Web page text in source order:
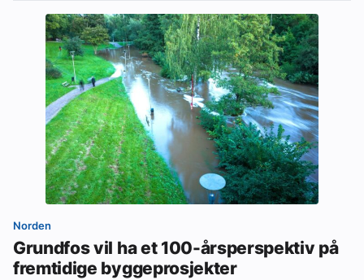
Norden
Grundfos vil ha et 100-årsperspektiv på
fremtidige byggeprosjekter